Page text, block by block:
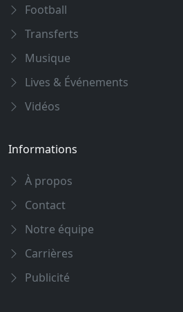
Football
Transferts
Musique
Lives & Événements
Vidéos
Informations
À propos
Contact
Notre équipe
Carrières
Publicité